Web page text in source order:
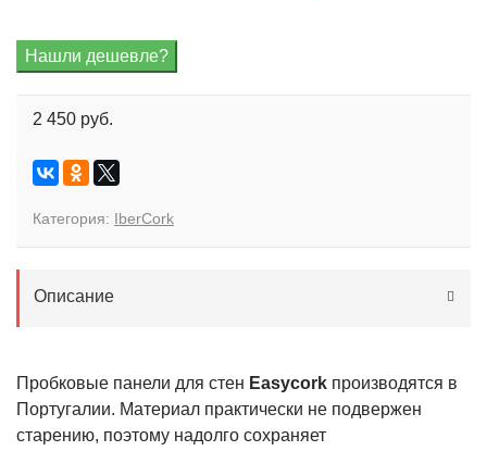
2 450 руб.
Категория: IberCork
Описание
Пробковые панели для стен Easycork производятся в
Португалии. Материал практически не подвержен
старению, поэтому надолго сохраняет